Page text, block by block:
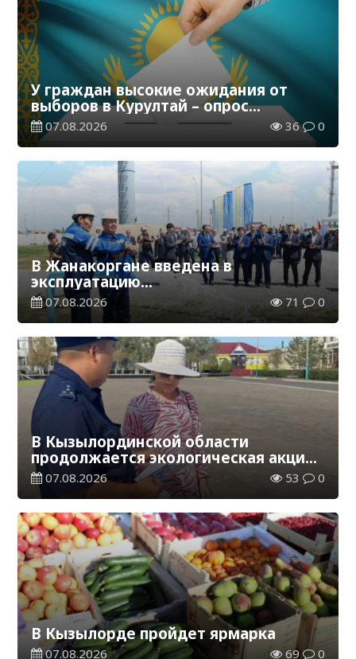
У граждан высокие ожидания от
выборов в Курултай – опрос
общественного мнения
07.08.2026 36 0
В Жанакоргане введена в
эксплуатацию
водораспределительная станция
07.08.2026 71 0
В Кызылординской области
продолжается экологическая акция
«Таза Қазақстан»
07.08.2026 53 0
В Кызылорде пройдет ярмарка
07.08.2026 69 0